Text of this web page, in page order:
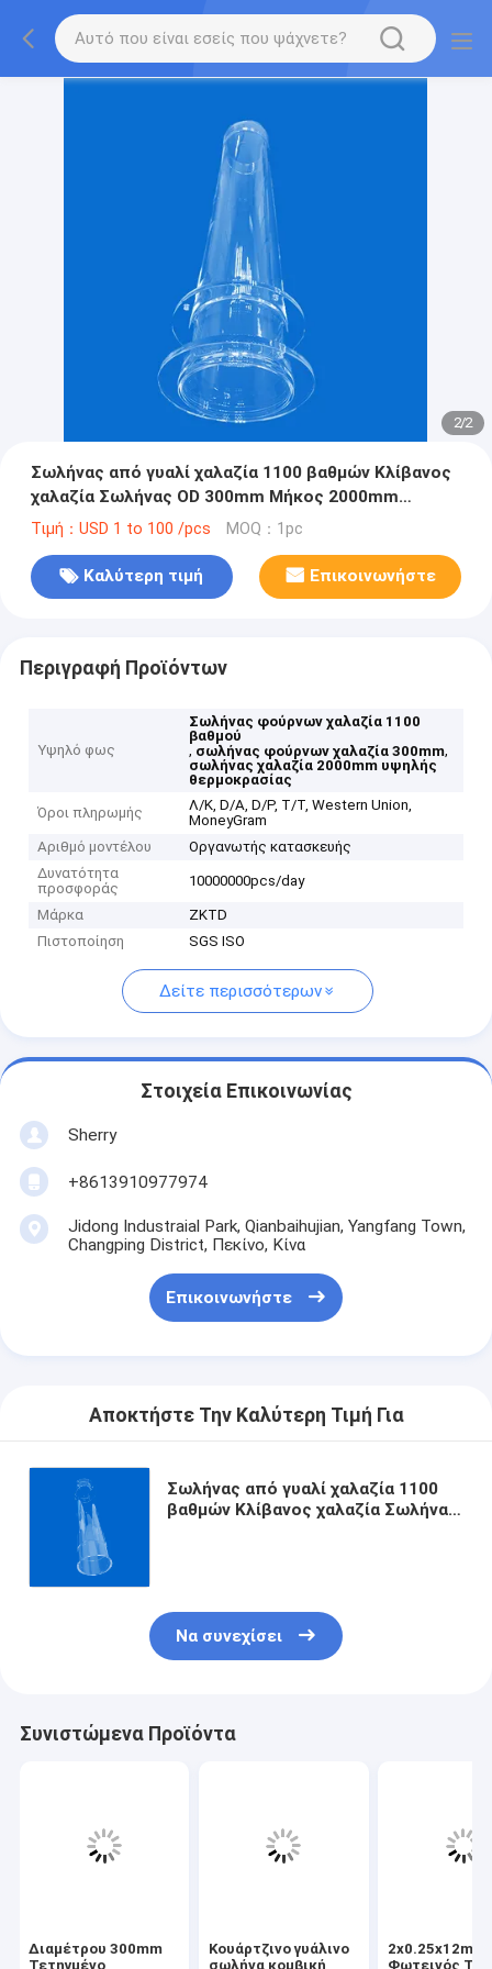
2/2
Σωλήνας από γυαλί χαλαζία 1100 βαθμών Κλίβανος
χαλαζία Σωλήνας OD 300mm Μήκος 2000mm
Σωλήνας χαλαζία υψηλής θερμοκρασίας
Τιμή：USD 1 to 100 /pcs MOQ：1pc
Καλύτερη τιμή Επικοινωνήστε
Περιγραφή Προϊόντων
Υψηλό φως
Σωλήνας φούρνων χαλαζία 1100
βαθμού
, σωλήνας φούρνων χαλαζία 300mm,
σωλήνας χαλαζία 2000mm υψηλής
θερμοκρασίας
Όροι πληρωμής
Λ/Κ, D/A, D/P, T/T, Western Union,
MoneyGram
Αριθμό μοντέλου
Οργανωτής κατασκευής
Δυνατότητα
προσφοράς
10000000pcs/day
Μάρκα
ZKTD
Πιστοποίηση
SGS ISO
Δείτε περισσότερων
Στοιχεία Επικοινωνίας
Sherry
+8613910977974
Jidong Industraial Park, Qianbaihujian, Yangfang Town,
Changping District, Πεκίνο, Κίνα
Επικοινωνήστε
Αποκτήστε Την Καλύτερη Τιμή Για
Σωλήνας από γυαλί χαλαζία 1100
βαθμών Κλίβανος χαλαζία Σωλήνας
Να συνεχίσει
Συνιστώμενα Προϊόντα
Διαμέτρου 300mm
Τετηγμένο
Κουάρτζινο γυάλινο
σωλήνα κομβική
2x0.25x12mm
Φωτεινός